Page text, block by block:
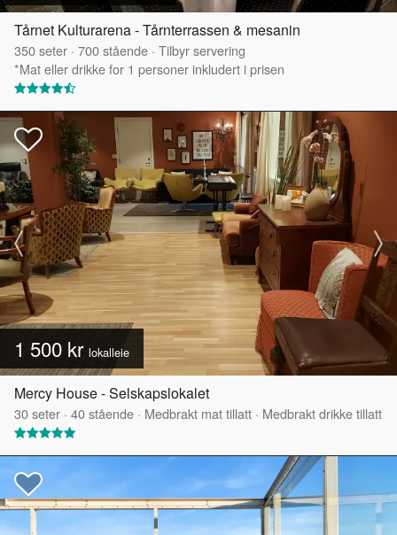
Tårnet Kulturarena - Tårnterrassen & mesanin
350seter · 700stående · Tilbyr servering
*Mat eller drikke for 1 personer inkludert i prisen
1 500 kr lokalleie
Mercy House - Selskapslokalet
30seter · 40stående · Medbrakt mat tillatt · Medbrakt drikke tillatt